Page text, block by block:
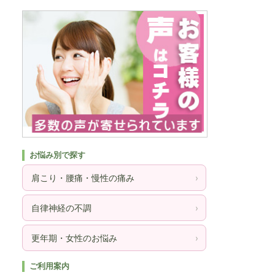
お悩み別で探す
肩こり・腰痛・慢性の痛み ›
自律神経の不調 ›
更年期・女性のお悩み ›
ご利用案内